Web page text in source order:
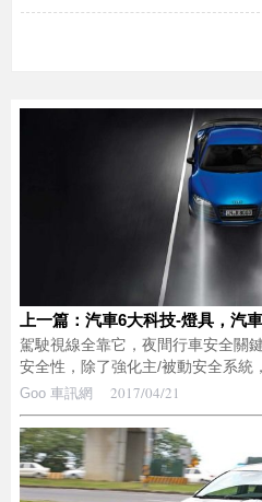
上一篇：汽車6大科技-燈具，汽
駕駛視線全靠它，夜間行車安全關
安全性，除了強化主/被動安全系統
Goo 車訊網 2017/04/21